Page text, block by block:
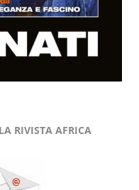
RIVISTA AFRICA